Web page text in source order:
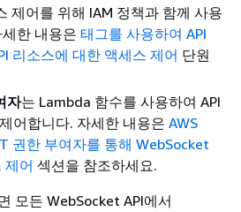
제어를 위해 IAM 정책과 함께 사용
한 내용은 태그를 사용하여 API
리소스에 대한 액세스 제어 단원
자는 Lambda 함수를 사용하여 API
어합니다. 자세한 내용은 AWS
권한 부여자를 통해 WebSocket
제어 섹션을 참조하세요.
모든 WebSocket API에서